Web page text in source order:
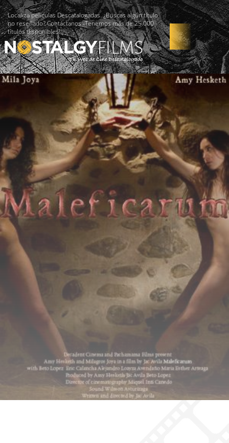
Localiza películas Descatalogadas. ¿Buscas algún título
no reseñado? Contáctanos -Tenemos más de 25.000
títulos disponibles!